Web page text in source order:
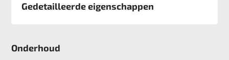
Gedetailleerde eigenschappen
Pool
Onderhoud